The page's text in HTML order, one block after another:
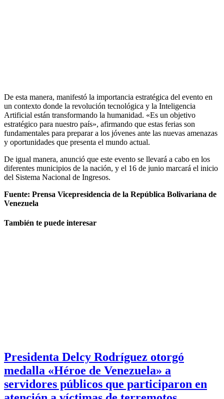
De esta manera, manifestó la importancia estratégica del evento en
un contexto donde la revolución tecnológica y la Inteligencia
Artificial están transformando la humanidad. «Es un objetivo
estratégico para nuestro país», afirmando que estas ferias son
fundamentales para preparar a los jóvenes ante las nuevas amenazas
y oportunidades que presenta el mundo actual.
De igual manera, anunció que este evento se llevará a cabo en los
diferentes municipios de la nación, y el 16 de junio marcará el inicio
del Sistema Nacional de Ingresos.
Fuente: Prensa Vicepresidencia de la República Bolivariana de
Venezuela
También te puede interesar
Presidenta Delcy Rodríguez otorgó
medalla «Héroe de Venezuela» a
servidores públicos que participaron en